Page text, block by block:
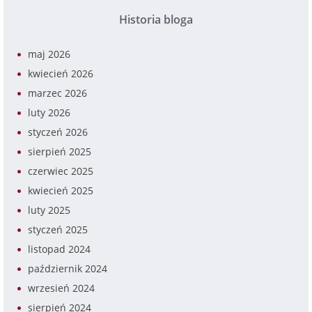
Historia bloga
maj 2026
kwiecień 2026
marzec 2026
luty 2026
styczeń 2026
sierpień 2025
czerwiec 2025
kwiecień 2025
luty 2025
styczeń 2025
listopad 2024
październik 2024
wrzesień 2024
sierpień 2024